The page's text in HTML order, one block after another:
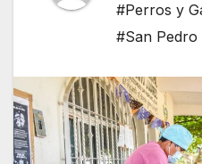
#Perros y
#San Pedro